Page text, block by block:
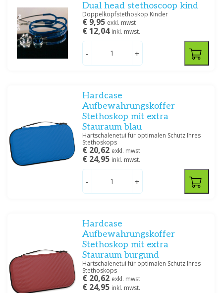
Nach Marke filtern
Heine(3)
LITTMANN(70)
Medische Vakhandel
Spengler(9)
Filtern
Littmann Classic II Pediatric /
Littmann Classic III
Littmann Cardiology IV Littmann Master Cardiology
Andere Stethoskope
Dual head stethoscoop kind
Doppelkopfstethoskop Kinder
€ 9,95 exkl. mwst
€ 12,04 inkl. mwst.
- +
Hardcase
Aufbewahrungskoffer
Stethoskop mit extra
Stauraum blau
Hartschalenetui für optimalen Schutz Ihres
Stethoskops
€ 20,62 exkl. mwst
€ 24,95 inkl. mwst.
- +
Hardcase
Aufbewahrungskoffer
Stethoskop mit extra
Stauraum burgund
Hartschalenetui für optimalen Schutz Ihres
Stethoskops
€ 20,62 exkl. mwst
€ 24,95 inkl. mwst.